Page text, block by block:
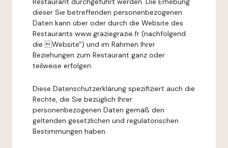
dieser Sie betreffenden personenbezogenen
Daten kann über oder durch die Website des
Restaurants www.graziegrazie.fr (nachfolgend
die Website") und im Rahmen Ihrer
Beziehungen zum Restaurant ganz oder
teilweise erfolgen.
Diese Datenschutzerklärung spezifiziert auch die
Rechte, die Sie bezüglich Ihrer
personenbezogenen Daten gemäß den
geltenden gesetzlichen und regulatorischen
Bestimmungen haben.